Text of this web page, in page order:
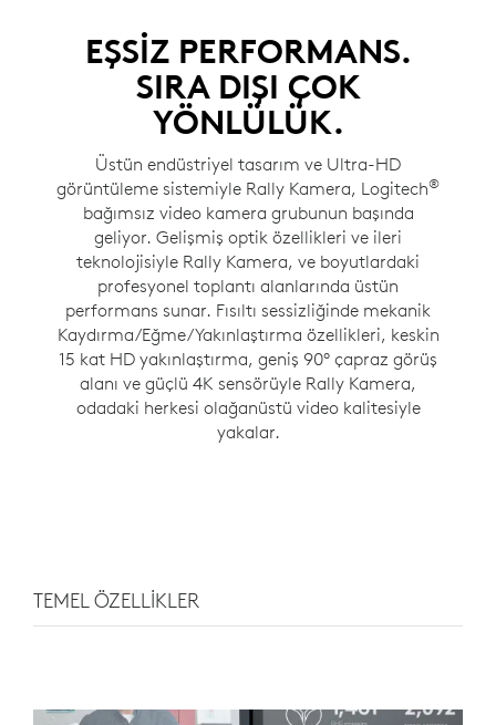
EŞSİZ PERFORMANS.
SIRA DIŞI ÇOK
YÖNLÜLÜK.
Üstün endüstriyel tasarım ve Ultra-HD
görüntüleme sistemiyle Rally Kamera, Logitech®
bağımsız video kamera grubunun başında
geliyor. Gelişmiş optik özellikleri ve ileri
teknolojisiyle Rally Kamera, ve boyutlardaki
profesyonel toplantı alanlarında üstün
performans sunar. Fısıltı sessizliğinde mekanik
Kaydırma/Eğme/Yakınlaştırma özellikleri, keskin
15 kat HD yakınlaştırma, geniş 90° çapraz görüş
alanı ve güçlü 4K sensörüyle Rally Kamera,
odadaki herkesi olağanüstü video kalitesiyle
yakalar.
TEMEL ÖZELLİKLER